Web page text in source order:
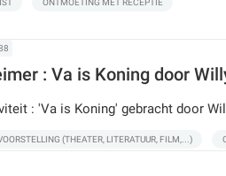
: Va is Koning door
: 'Va is Koning' gebracht door
(THEATER, LITERATUUR, FILM,...)